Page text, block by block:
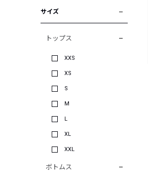
サイズ
トップス
XXS
XS
S
M
L
XL
XXL
ボトムス